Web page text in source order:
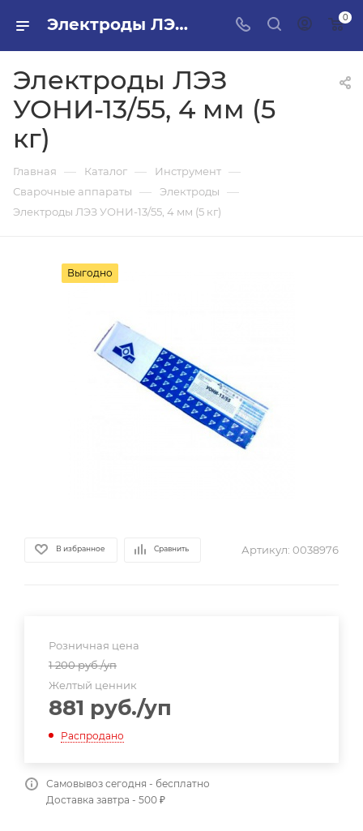
Электроды ЛЭЗ УОНИ-13/55, 4 мм (5 кг) в ПИЛОН — купить стройматериалы в интернет-магазине ПИЛОН с доставкой оптом и в розницу 0
Электроды ЛЭЗ
УОНИ-13/55, 4 мм (5
кг)
Главная — Каталог — Инструмент —
Сварочные аппараты — Электроды —
Электроды ЛЭЗ УОНИ-13/55, 4 мм (5 кг)
Выгодно
В избранное Сравнить Артикул: 0038976
Розничная цена
1 200руб./уп
Желтый ценник
881 руб./уп
Распродано
Самовывоз сегодня - бесплатно
Доставка завтра - 500 ₽